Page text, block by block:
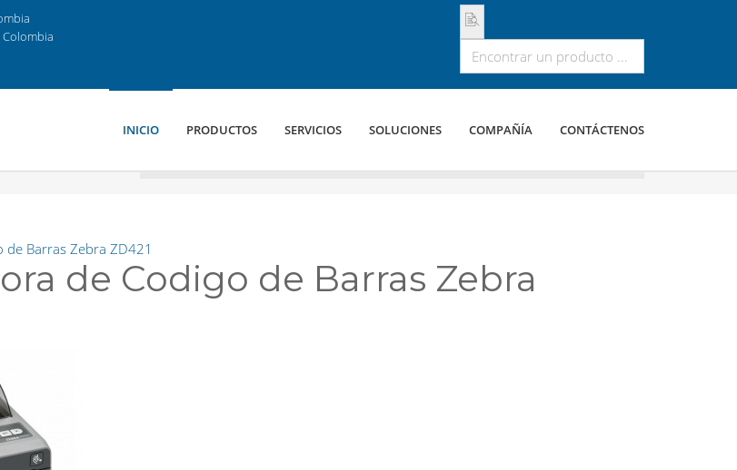
Colombia
INICIO PRODUCTOS SERVICIOS SOLUCIONES COMPAÑÍA CONTÁCTENOS
de Barras Zebra ZD421
de Codigo de Barras Zebra